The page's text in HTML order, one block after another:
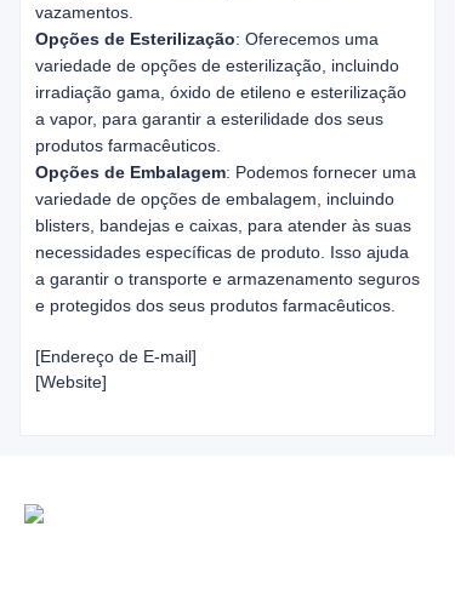
vazamentos.
Opções de Esterilização: Oferecemos uma
variedade de opções de esterilização, incluindo
irradiação gama, óxido de etileno e esterilização
a vapor, para garantir a esterilidade dos seus
produtos farmacêuticos.
Opções de Embalagem: Podemos fornecer uma
variedade de opções de embalagem, incluindo
blisters, bandejas e caixas, para atender às suas
necessidades específicas de produto. Isso ajuda
a garantir o transporte e armazenamento seguros
e protegidos dos seus produtos farmacêuticos.
[Endereço de E-mail]
[Website]